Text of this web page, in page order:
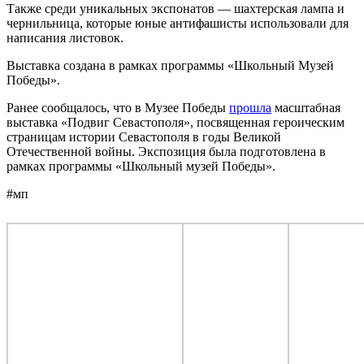
Также среди уникальных экспонатов — шахтерская лампа и
чернильница, которые юные антифашисты использовали для
написания листовок.
Выставка создана в рамках программы «Школьный Музей
Победы».
Ранее сообщалось, что в Музее Победы прошла масштабная
выставка «Подвиг Севастополя», посвященная героическим
страницам истории Севастополя в годы Великой
Отечественной войны. Экспозиция была подготовлена в
рамках программы «Школьный музей Победы».
#мп